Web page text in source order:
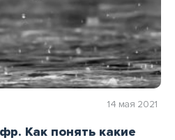
14 мая 2021
Как понять какие